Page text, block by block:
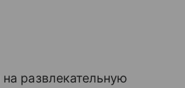
развлекательную